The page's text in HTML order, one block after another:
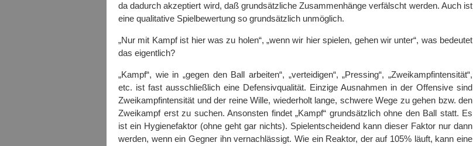
da dadurch akzeptiert wird, daß grundsätzliche Zusammenhänge verfälscht werden. Auch ist
eine qualitative Spielbewertung so grundsätzlich unmöglich.
„Nur mit Kampf ist hier was zu holen“, „wenn wir hier spielen, gehen wir unter“, was bedeutet
das eigentlich?
„Kampf“, wie in „gegen den Ball arbeiten“, „verteidigen“, „Pressing“, „Zweikampfintensität“,
etc. ist fast ausschließlich eine Defensivqualität. Einzige Ausnahmen in der Offensive sind
Zweikampfintensität und der reine Wille, wiederholt lange, schwere Wege zu gehen bzw. den
Zweikampf erst zu suchen. Ansonsten findet „Kampf“ grundsätzlich ohne den Ball statt. Es
ist ein Hygienefaktor (ohne geht gar nichts). Spielentscheidend kann dieser Faktor nur dann
werden, wenn ein Gegner ihn vernachlässigt. Wie ein Reaktor, der auf 105% läuft, kann eine